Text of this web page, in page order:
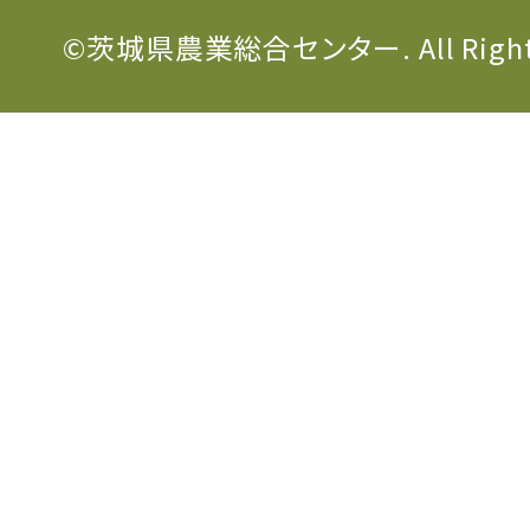
©茨城県農業総合センター. All